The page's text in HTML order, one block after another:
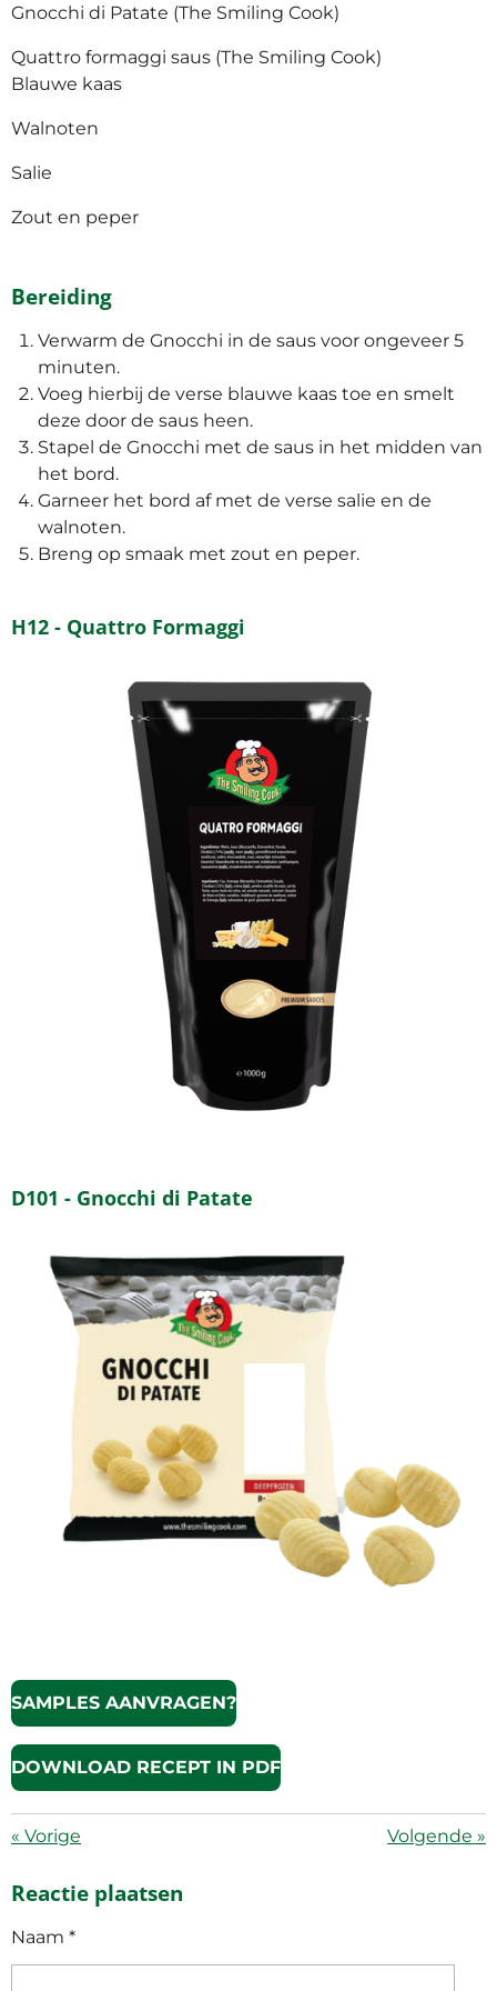
Gnocchi di Patate (The Smiling Cook)
Quattro formaggi saus (The Smiling Cook)
Blauwe kaas
Walnoten
Salie
Zout en peper
Bereiding
Verwarm de Gnocchi in de saus voor ongeveer 5
minuten.
Voeg hierbij de verse blauwe kaas toe en smelt
deze door de saus heen.
Stapel de Gnocchi met de saus in het midden van
het bord.
Garneer het bord af met de verse salie en de
walnoten.
Breng op smaak met zout en peper.
H12 - Quattro Formaggi
D101 - Gnocchi di Patate
SAMPLES AANVRAGEN?
DOWNLOAD RECEPT IN PDF
« Vorige Volgende »
Reactie plaatsen
Naam *